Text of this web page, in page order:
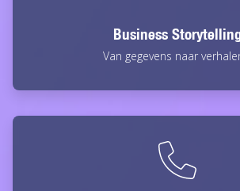
Business
Van gegevens naar